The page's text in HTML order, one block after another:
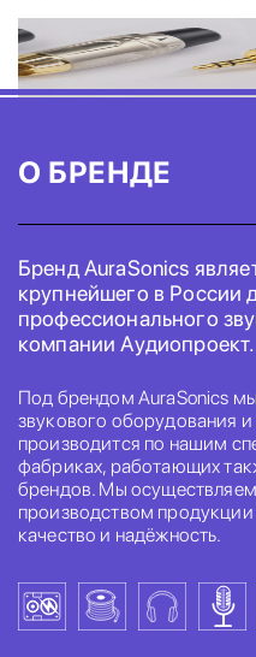
О БРЕНДЕ
Бренд AuraSonics
крупнейшего в России
профессионального
компании Аудиопроект.
Под брендом AuraSonics
звукового оборудования
производится по нашим
фабриках, работающих
брендов. Мы
производством
качество и надёжность.